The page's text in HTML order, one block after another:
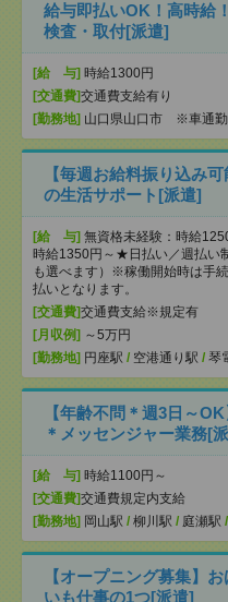
給与即払いOK！高時給
検査・取付[派遣]
[給 与] 時給1300円
[交通費]交通費支給有り
[勤務地] 山口県山口市 ※車通勤
【毎週お給料振り込み
の生活サポート[派遣]
[給 与] 無資格未経験：時給
時給1350円～★日払い／週払い
も選べます）※稼働開始時は手
払いとなります。
[交通費]交通費支給※規定有
[月収例] ～5万円
[勤務地] 円座駅 / 空港通り駅 / 琴
【年齢不問＊週3日～
＊メッセンジャー業務[
[給 与] 時給1100円～
[交通費]交通費規定内支給
[勤務地] 岡山駅 / 柳川駅 / 庭瀬駅 /
【オープニング募集】
いも仕事の1つ[派遣]